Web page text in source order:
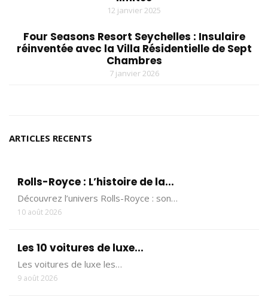
12 janvier 2025
Four Seasons Resort Seychelles : Insulaire
réinventée avec la Villa Résidentielle de Sept
Chambres
7 janvier 2026
ARTICLES RECENTS
Rolls-Royce : L’histoire de la...
Découvrez l’univers Rolls-Royce : son…
10 août 2026
Les 10 voitures de luxe...
Les voitures de luxe les…
9 août 2026